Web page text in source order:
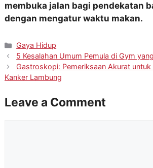
membuka jalan bagi pendekatan
dengan mengatur waktu makan.
Gaya Hidup
5 Kesalahan Umum Pemula di Gym
Gastroskopi: Pemeriksaan Akurat untuk
Kanker Lambung
Leave a Comment